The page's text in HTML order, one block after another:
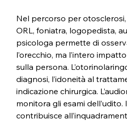
Nel percorso per
ORL, foniatra, logopedista,
psicologa permette di
l’orecchio, ma l’intero
sulla persona.
diagnosi, l’idoneità al
indicazione chirurgica.
monitora gli esami dell’udito.
contribuisce